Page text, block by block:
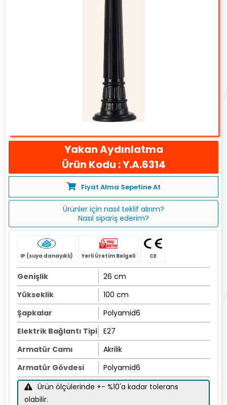
Yakan Aydınlatma
Ürün Kodu : Y.A.6314
Fiyat Alma Sepetine At
Ürünler için nasıl teklif alırım?
Nasıl sipariş ederim?
IP (suya danayıklı) Yerli Üretim Belgeli CE
Genişlik
26 cm
Yükseklik
100 cm
Şapkalar
Polyamid6
Elektrik Bağlantı Tipi
E27
Armatür Camı
Akrilik
Armatür Gövdesi
Polyamid6
Ürün ölçülerinde +- %10'a kadar tolerans
olabilir.